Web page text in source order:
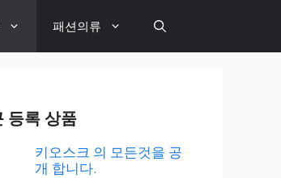
패션의류
등록 상품
키오스크 의 모든것을 공
개 합니다.